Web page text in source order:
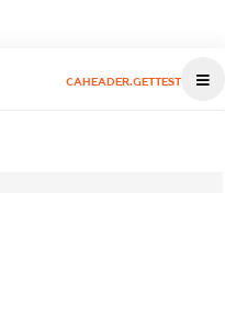
CAHEADER.GETTEST